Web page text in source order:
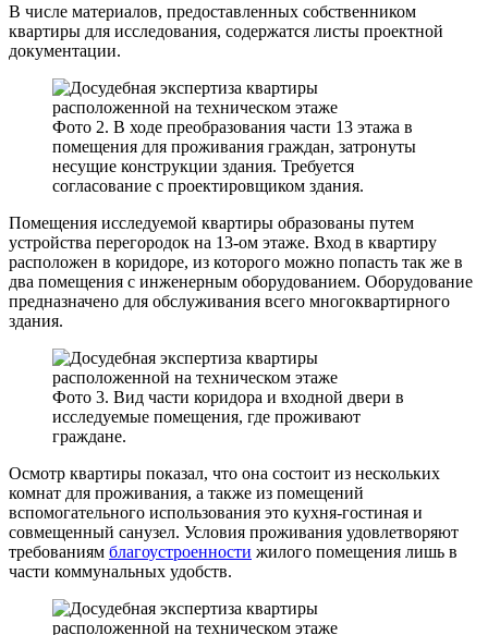
В числе материалов, предоставленных собственником
квартиры для исследования, содержатся листы проектной
документации.
Фото 2. В ходе преобразования части 13 этажа в
помещения для проживания граждан, затронуты
несущие конструкции здания. Требуется
согласование с проектировщиком здания.
Помещения исследуемой квартиры образованы путем
устройства перегородок на 13-ом этаже. Вход в квартиру
расположен в коридоре, из которого можно попасть так же в
два помещения с инженерным оборудованием. Оборудование
предназначено для обслуживания всего многоквартирного
здания.
Фото 3. Вид части коридора и входной двери в
исследуемые помещения, где проживают
граждане.
Осмотр квартиры показал, что она состоит из нескольких
комнат для проживания, а также из помещений
вспомогательного использования это кухня-гостиная и
совмещенный санузел. Условия проживания удовлетворяют
требованиям благоустроенности жилого помещения лишь в
части коммунальных удобств.